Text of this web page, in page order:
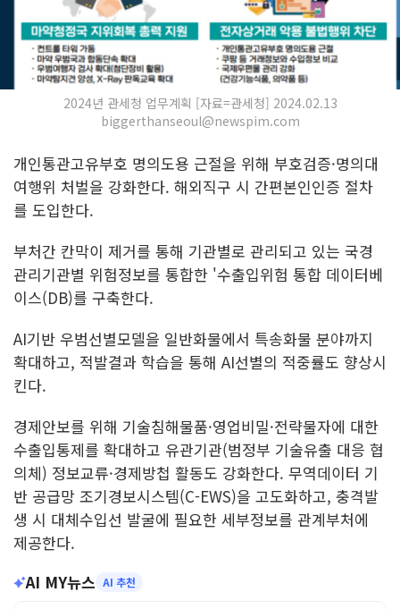
2024년 관세청 업무계획 [자료=관세청] 2024.02.13
biggerthanseoul@newspim.com
개인통관고유부호 명의도용 근절을 위해 부호검증·명의대
여행위 처벌을 강화한다. 해외직구 시 간편본인인증 절차
를 도입한다.
부처간 칸막이 제거를 통해 기관별로 관리되고 있는 국경
관리기관별 위험정보를 통합한 '수출입위험 통합 데이터베
이스(DB)를 구축한다.
AI기반 우범선별모델을 일반화물에서 특송화물 분야까지
확대하고, 적발결과 학습을 통해 AI선별의 적중률도 향상시
킨다.
경제안보를 위해 기술침해물품·영업비밀·전략물자에 대한
수출입통제를 확대하고 유관기관(범정부 기술유출 대응 협
의체) 정보교류·경제방첩 활동도 강화한다. 무역데이터 기
반 공급망 조기경보시스템(C-EWS)을 고도화하고, 충격발
생 시 대체수입선 발굴에 필요한 세부정보를 관계부처에
제공한다.
AI MY뉴스 AI 추천